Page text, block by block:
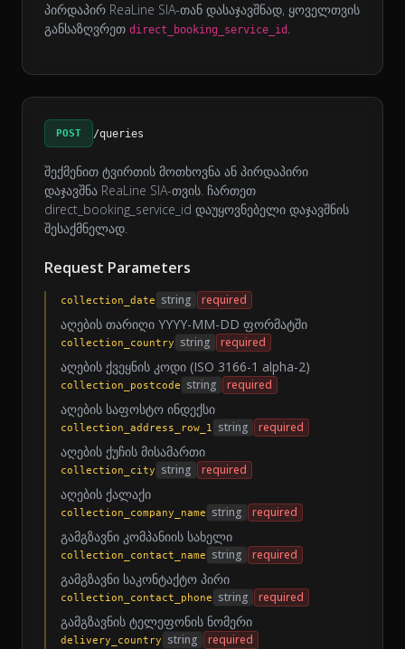
პირდაპირ ReaLine SIA-თან დასაჯავშნად, ყოველთვის
განსაზღვრეთ direct_booking_service_id .
POST /queries
შექმენით ტვირთის მოთხოვნა ან პირდაპირი
დაჯავშნა ReaLine SIA-თვის. ჩართეთ
direct_booking_service_id დაუყოვნებელი დაჯავშნის
შესაქმნელად.
Request Parameters
collection_date string required
აღების თარიღი YYYY-MM-DD ფორმატში
collection_country string required
აღების ქვეყნის კოდი (ISO 3166-1 alpha-2)
collection_postcode string required
აღების საფოსტო ინდექსი
collection_address_row_1 string required
აღების ქუჩის მისამართი
collection_city string required
აღების ქალაქი
collection_company_name string required
გამგზავნი კომპანიის სახელი
collection_contact_name string required
გამგზავნი საკონტაქტო პირი
collection_contact_phone string required
გამგზავნის ტელეფონის ნომერი
delivery_country string required